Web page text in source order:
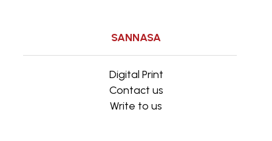
SANNASA
Digital Print
Contact us
Write to us